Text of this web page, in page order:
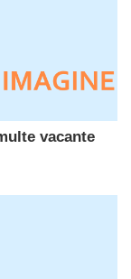
vacante